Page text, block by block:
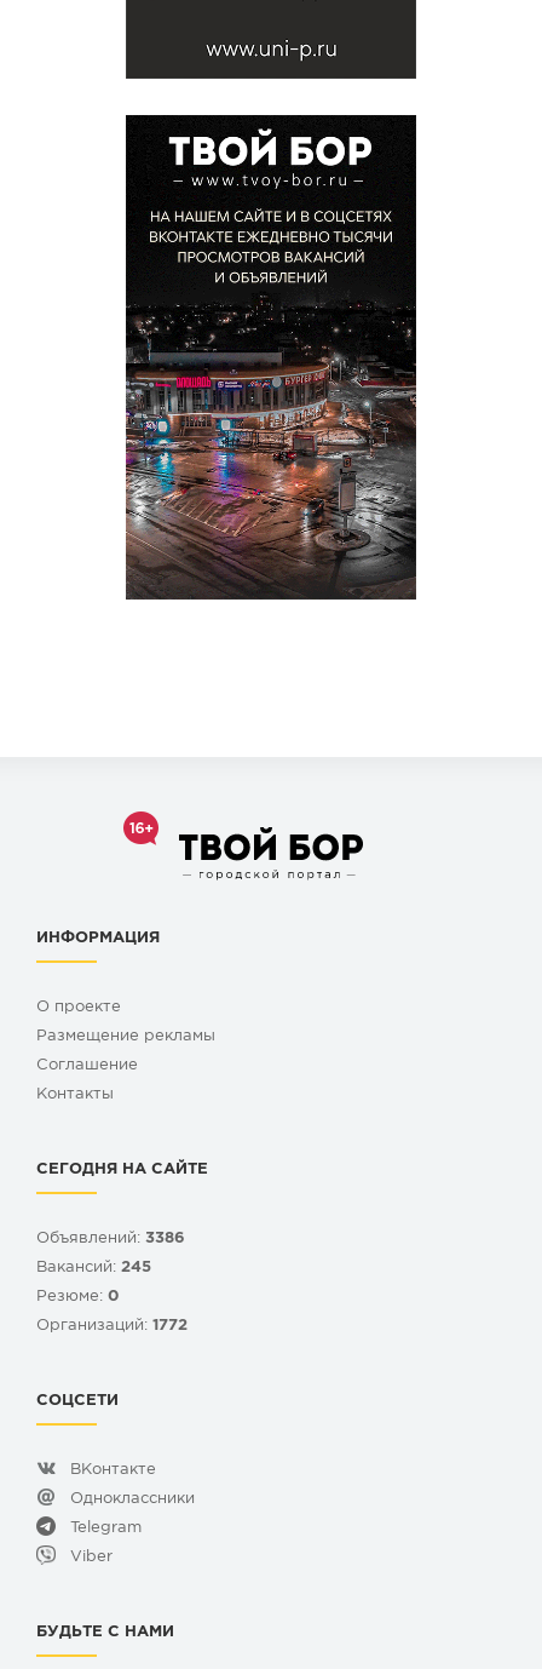
ИНФОРМАЦИЯ
О проекте
Размещение рекламы
Cоглашение
Контакты
СЕГОДНЯ НА САЙТЕ
Объявлений: 3386
Вакансий: 245
Резюме: 0
Организаций: 1772
СОЦСЕТИ
ВКонтакте
Одноклассники
Telegram
Viber
БУДЬТЕ С НАМИ